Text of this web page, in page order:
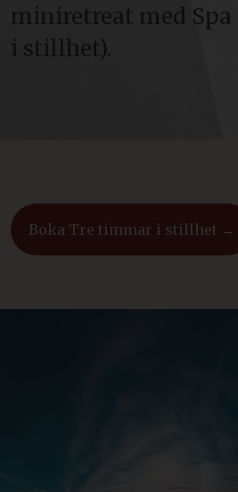
miniretreat med Spa
i stillhet).
Boka Tre timmar i stillhet →